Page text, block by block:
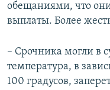
обещаниями, что
выплаты. Более
– Срочника могли в
температура, в
100 градусов,